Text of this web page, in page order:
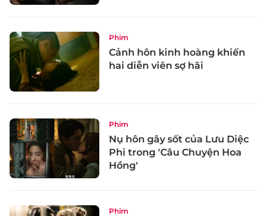
Phim
Cảnh hôn kinh hoàng khiến
hai diễn viên sợ hãi
Phim
Nụ hôn gây sốt của Lưu Diệc
Phi trong 'Câu Chuyện Hoa
Hồng'
Phim